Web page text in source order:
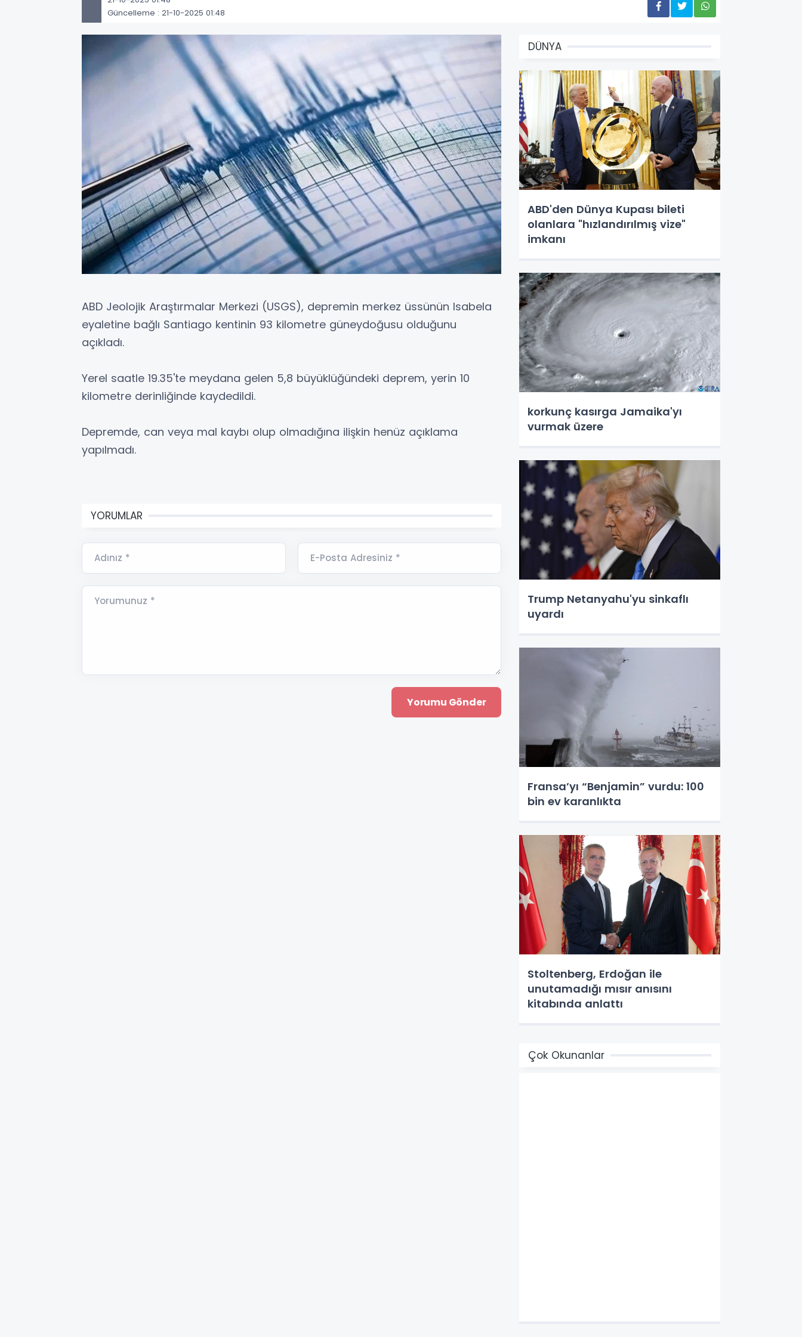
Güncelleme : 21-10-2025 01:48
ABD Jeolojik Araştırmalar Merkezi (USGS), depremin merkez üssünün Isabela
eyaletine bağlı Santiago kentinin 93 kilometre güneydoğusu olduğunu
açıkladı.
Yerel saatle 19.35'te meydana gelen 5,8 büyüklüğündeki deprem, yerin 10
kilometre derinliğinde kaydedildi.
Depremde, can veya mal kaybı olup olmadığına ilişkin henüz açıklama
yapılmadı.
YORUMLAR
Adınız * E-Posta Adresiniz *
Yorumunuz *
DÜNYA
ABD'den Dünya Kupası bileti
olanlara "hızlandırılmış vize"
imkanı
korkunç kasırga Jamaika'yı
vurmak üzere
Trump Netanyahu'yu sinkaflı
uyardı
Fransa’yı “Benjamin” vurdu: 100
bin ev karanlıkta
Stoltenberg, Erdoğan ile
unutamadığı mısır anısını
kitabında anlattı
Çok Okunanlar